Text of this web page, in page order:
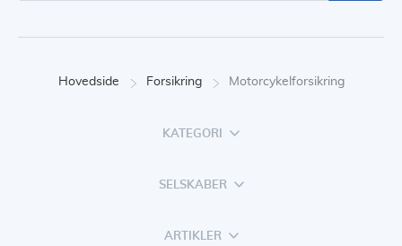
Hovedside Forsikring Motorcykelforsikring
KATEGORI
SELSKABER
ARTIKLER